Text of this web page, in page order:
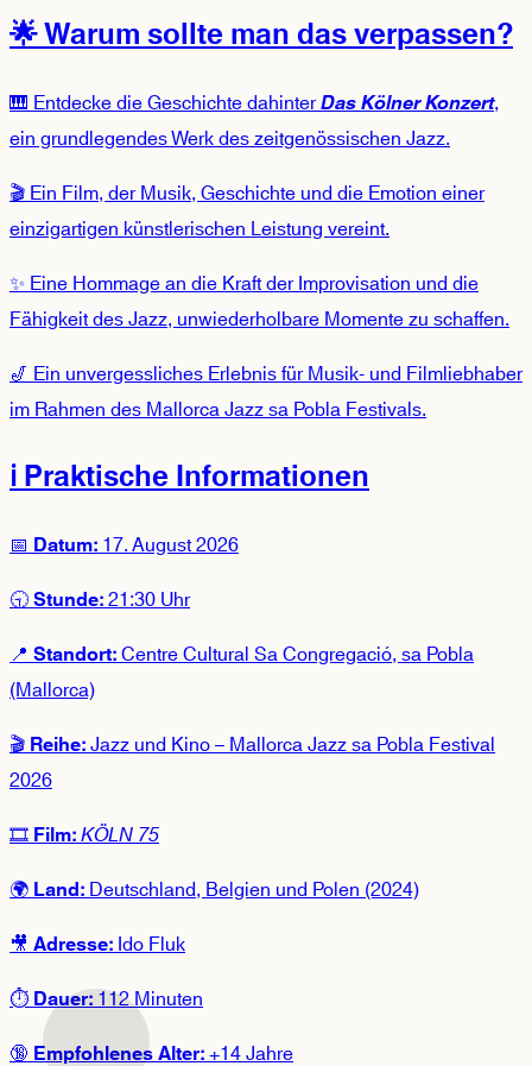
🌟 Warum sollte man das verpassen?
🎹 Entdecke die Geschichte dahinterDas Kölner Konzert,
ein grundlegendes Werk des zeitgenössischen Jazz.
🎬 Ein Film, der Musik, Geschichte und die Emotion einer
einzigartigen künstlerischen Leistung vereint.
✨ Eine Hommage an die Kraft der Improvisation und die
Fähigkeit des Jazz, unwiederholbare Momente zu schaffen.
🎷 Ein unvergessliches Erlebnis für Musik- und Filmliebhaber
im Rahmen des Mallorca Jazz sa Pobla Festivals.
ℹ️ Praktische Informationen
📅Datum:17. August 2026
🕤Stunde:21:30 Uhr
📍Standort:Centre Cultural Sa Congregació, sa Pobla
(Mallorca)
🎬Reihe:Jazz und Kino – Mallorca Jazz sa Pobla Festival
2026
🎞️Film:KÖLN 75
🌍Land:Deutschland, Belgien und Polen (2024)
🎥Adresse:Ido Fluk
⏱️Dauer:112 Minuten
🔞Empfohlenes Alter:+14 Jahre